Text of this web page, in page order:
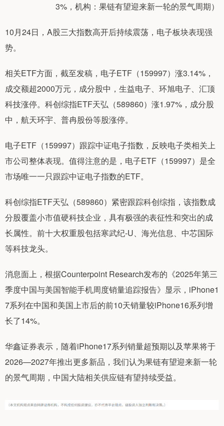
3%，机构：果链有望迎来新一轮的景气周期）
10月24日，A股三大指数高开后持续震荡，电子板块表现强
势。
相关ETF方面，截至发稿，电子ETF（159997）涨3.14%，
成交额超2000万元，成分股中，生益电子、环旭电子、汇顶
科技涨停。科创综指ETF天弘（589860）涨1.97%，成分股
中，航天环宇、普冉股份等股涨停。
电子ETF（159997）跟踪中证电子指数，反映电子类相关上
市公司整体表现。值得注意的是，电子ETF（159997）是全
市场唯一一只跟踪中证电子指数的ETF。
科创综指ETF天弘（589860）紧密跟踪科创综指，该指数成
分股覆盖小市值硬科技企业，具有极强的表征性和突出的成
长属性。前十大权重股包括寒武纪-U、海光信息、中芯国际
等科技龙头。
消息面上，根据Counterpoint Research发布的《2025年第三
季度中国与美国智能手机周度销量追踪报告》显示，iPhone1
7系列在中国和美国上市后的前10天销量较iPhone16系列增
长了14%。
华鑫证券表示，随着iPhone17系列销量超预期以及苹果将于
2026—2027年推出更多新品，我们认为果链有望迎来新一轮
的景气周期，中国大陆相关供应链有望持续受益。